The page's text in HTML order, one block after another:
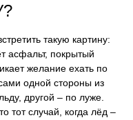
такую картину:
асфальт, покрытый
желание ехать по
одной стороны из
другой – по луже.
тот случай, когда лёд –